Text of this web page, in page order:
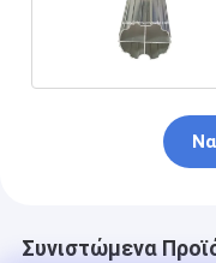
Συνιστώμενα